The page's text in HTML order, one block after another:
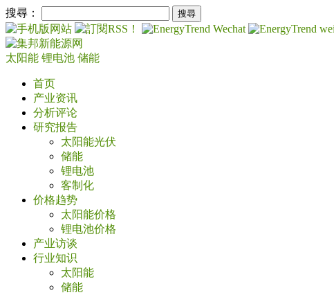
搜尋：
太阳能 锂电池 储能
首页
产业资讯
分析评论
研究报告
太阳能光伏
储能
锂电池
客制化
价格趋势
太阳能价格
锂电池价格
产业访谈
行业知识
太阳能
储能